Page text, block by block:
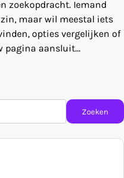
zoekopdracht. Iemand
maar wil meestal iets
opties vergelijken of
pagina aansluit…
Zoeken